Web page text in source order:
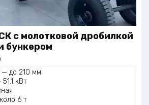
с молотковой дробилкой
бункером
до 210 мм
кВт
6 т